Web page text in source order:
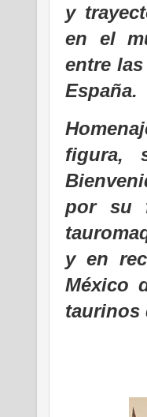
y
en el
entre
España.
figura,
por su
y en
México
taurinos